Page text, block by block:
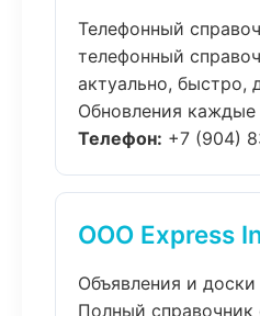
Телефонный
телефонный
актуально, быстро,
Обновления каждые
Телефон: +7 (904)
ООО Express
Объявления и доски
Полный справочник